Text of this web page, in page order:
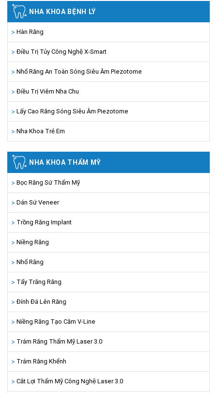
NHA KHOA BỆNH LÝ
Hàn Răng
Điều Trị Tủy Công Nghệ X-Smart
Nhổ Răng An Toàn Sóng Siêu Âm Piezotome
Điều Trị Viêm Nha Chu
Lấy Cao Răng Sóng Siêu Âm Piezotome
Nha Khoa Trẻ Em
NHA KHOA THẨM MỸ
Bọc Răng Sứ Thẩm Mỹ
Dán Sứ Veneer
Trồng Răng Implant
Niềng Răng
Nhổ Răng
Tẩy Trắng Răng
Đính Đá Lên Răng
Niềng Răng Tạo Cằm V-Line
Trám Răng Thẩm Mỹ Laser 3.0
Trám Răng Khểnh
Cắt Lợi Thẩm Mỹ Công Nghệ Laser 3.0